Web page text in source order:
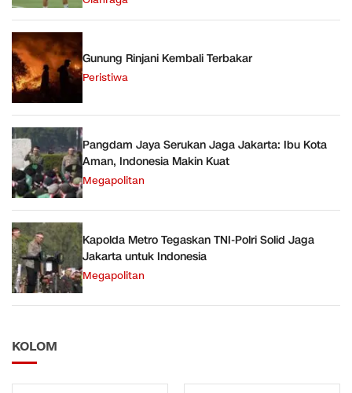
Gunung Rinjani Kembali Terbakar
Peristiwa
Pangdam Jaya Serukan Jaga Jakarta: Ibu Kota
Aman, Indonesia Makin Kuat
Megapolitan
Kapolda Metro Tegaskan TNI-Polri Solid Jaga
Jakarta untuk Indonesia
Megapolitan
KOLOM